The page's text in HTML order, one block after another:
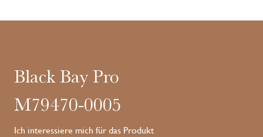
Black Bay Pro
M79470-0005
Ich interessiere mich für das Produkt